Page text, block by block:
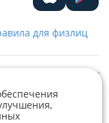
для физлиц